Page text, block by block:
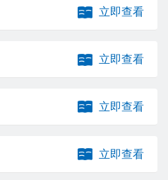
立即查看
立即查看
立即查看
立即查看